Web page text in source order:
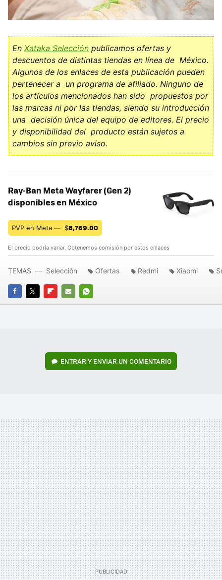
En Xataka Selección publicamos ofertas y
descuentos de distintas tiendas en línea de México.
Algunos de los enlaces de esta publicación pueden
pertenecer a un programa de afiliado. Ninguno de
los artículos mencionados han sido propuestos por
las marcas ni por las tiendas, siendo su introducción
una decisión única del equipo de editores. El precio
y disponibilidad del producto están sujetos a
cambios sin previo aviso.
Ray-Ban Meta Wayfarer (Gen 2)
disponibles en México
PVP en Meta — $8,769.00
El precio podría variar. Obtenemos comisión por estos enlaces
FACEBOOK
TWITTERFLIPBOARD
E-
WHATSAPP
TEMAS Selección Ofertas Redmi Xiaomi
ENTRAR Y ENVIAR UN COMENTARIO